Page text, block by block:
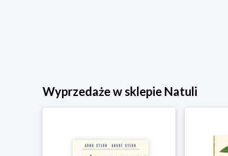
Wyprzedaże w sklepie Natuli